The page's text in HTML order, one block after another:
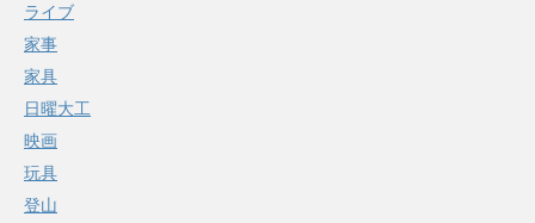
ライブ
家事
家具
日曜大工
映画
玩具
登山